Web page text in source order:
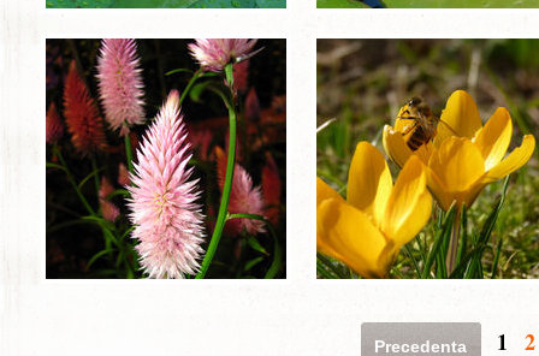
Precedenta 1 2